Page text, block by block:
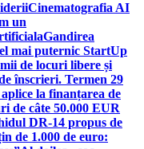
Cinematografia AI
un
Gandirea
mai puternic StartUp
de locuri libere și
înscrieri. Termen 29
la finanțarea de
de câte 50.000 EUR
DR-14 propus de
de 1.000 de euro: